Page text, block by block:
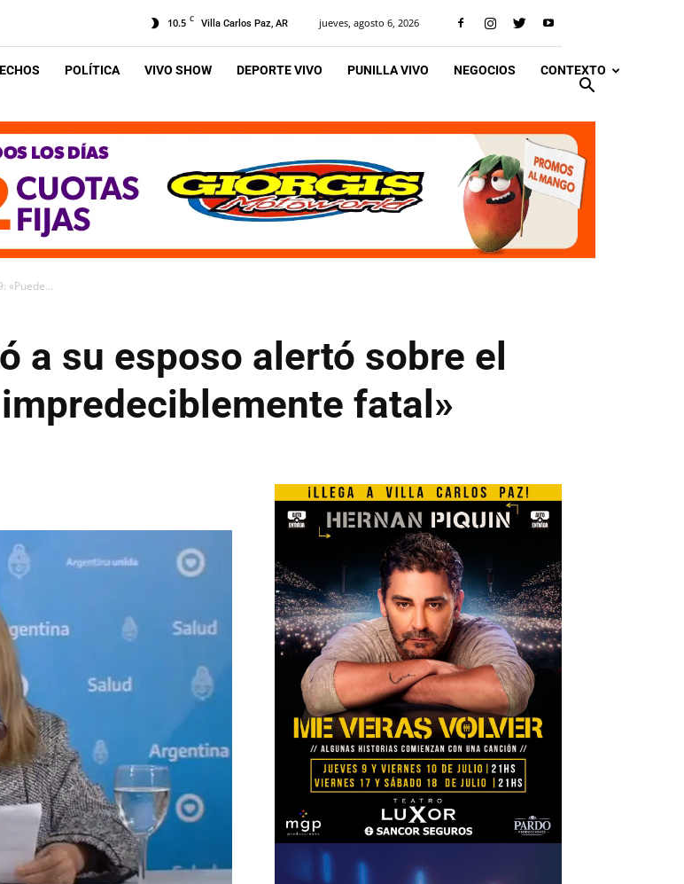
10.5 C Villa Carlos Paz, AR jueves, agosto 6, 2026
POLÍTICA VIVO SHOW DEPORTE VIVO PUNILLA VIVO NEGOCIOS CONTEXTO
«Puede...
a su esposo alertó sobre el
fatal»